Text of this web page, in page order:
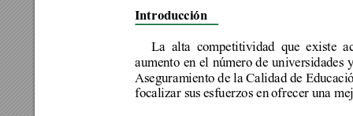
Introducción
La alta competitividad que existe
aumento en el número de universidades
Aseguramiento de la Calidad de
focalizar sus esfuerzos en ofrecer una